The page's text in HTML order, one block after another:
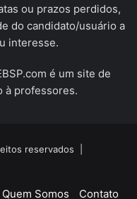
ou prazos perdidos,
do candidato/usuário a
interesse.
é um site de
à professores.
reservados |
Quem Somos Contato